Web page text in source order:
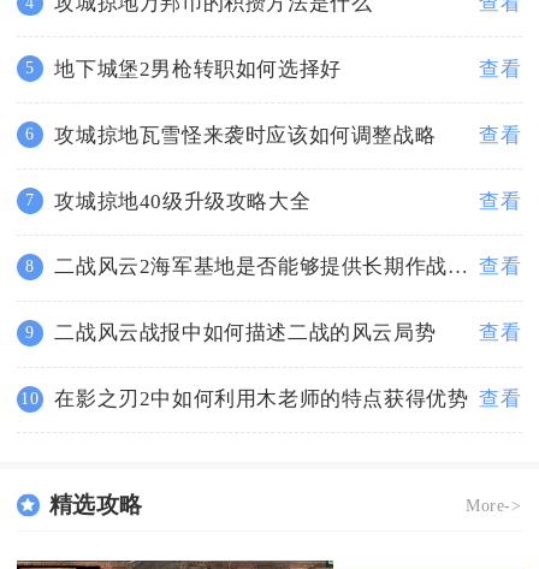
5 地下城堡2男枪转职如何选择好 查看
6 攻城掠地瓦雪怪来袭时应该如何调整战略 查看
7 攻城掠地40级升级攻略大全 查看
8 二战风云2海军基地是否能够提供长期作战需求 查看
9 二战风云战报中如何描述二战的风云局势 查看
10 在影之刃2中如何利用木老师的特点获得优势 查看
精选攻略 More->